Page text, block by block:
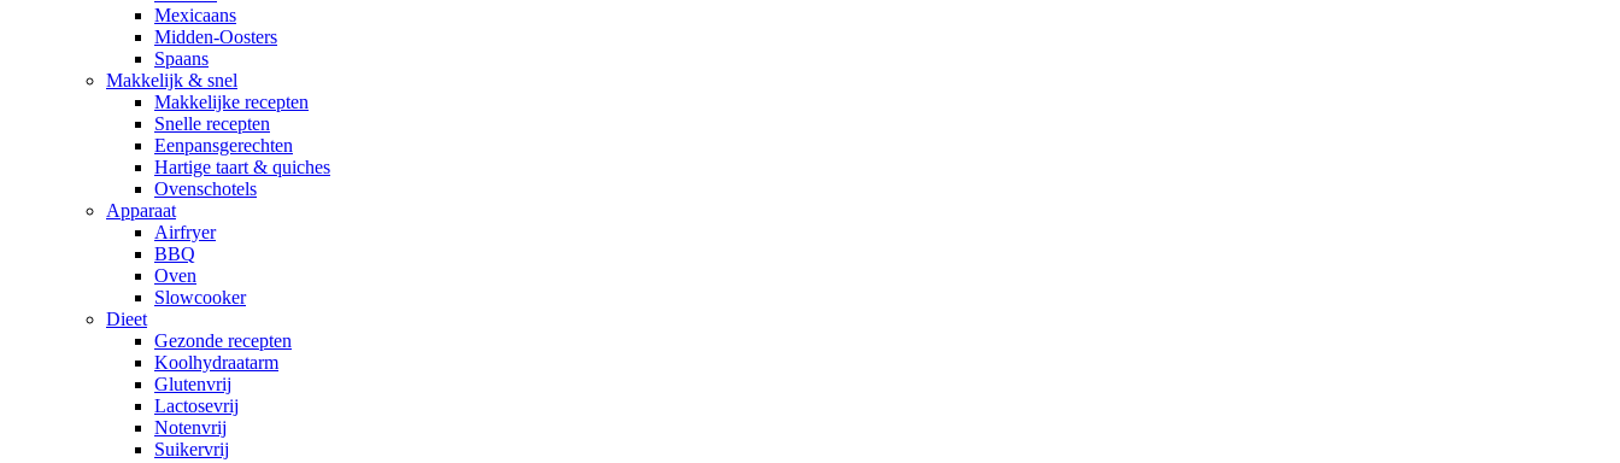
Mexicaans
Midden-Oosters
Spaans
Makkelijk & snel
Makkelijke recepten
Snelle recepten
Eenpansgerechten
Hartige taart & quiches
Ovenschotels
Apparaat
Airfryer
BBQ
Oven
Slowcooker
Dieet
Gezonde recepten
Koolhydraatarm
Glutenvrij
Lactosevrij
Notenvrij
Suikervrij